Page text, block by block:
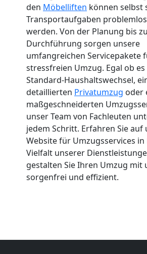
den Möbelliften können selbst
Transportaufgaben
werden. Von der Planung bis
Durchführung sorgen unsere
umfangreichen Servicepakete
stressfreien Umzug. Egal ob
Standard-Haushaltswechsel,
detaillierten Privatumzug oder
maßgeschneiderten
unser Team von Fachleuten
jedem Schritt. Erfahren Sie auf
Website für Umzugsservices in
Vielfalt unserer
gestalten Sie Ihren Umzug mit
sorgenfrei und effizient.